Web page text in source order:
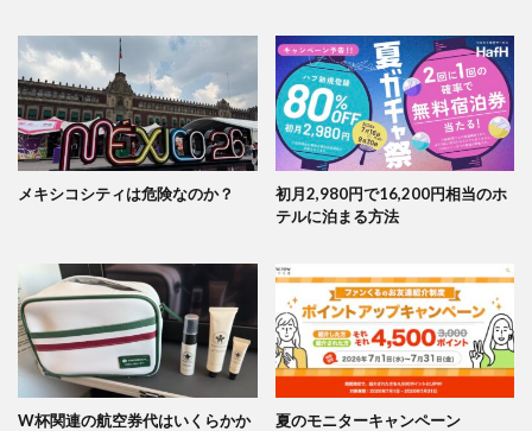
メキシコシティは危険なのか？
初月2,980円で16,200円相当のホ
テルに泊まる方法
W杯関連の航空券代はいくらかか
夏のモニターキャンペーン